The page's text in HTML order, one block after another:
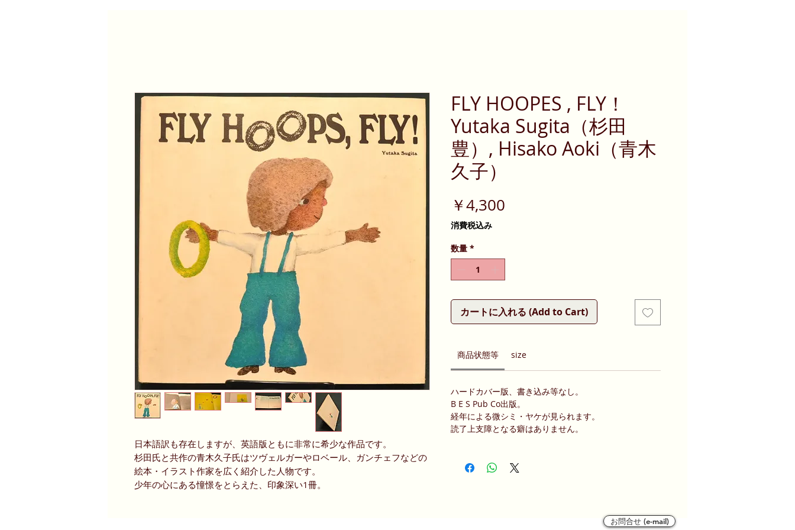
日本語訳も存在しますが、英語版ともに非常に希少な作品です。
杉田氏と共作の青木久子氏はツヴェルガーやロベール、ガンチェフなどの
絵本・イラスト作家を広く紹介した人物です。
少年の心にある憧憬をとらえた、印象深い1冊。
FLY HOOPES , FLY！
Yutaka Sugita（杉田
豊）, Hisako Aoki（青木
久子）
￥4,300
消費税込み
数量 *
カートに入れる (Add to Cart)
商品状態等 size
ハードカバー版、書き込み等なし。
B E S Pub Co出版。
経年による微シミ・ヤケが見られます。
読了上支障となる癖はありません。
お問合せ (e-mail)